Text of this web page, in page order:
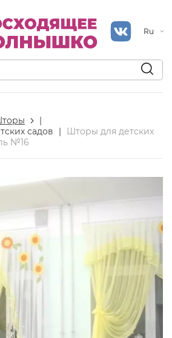
Ru
Шторы
|
садов
|
Шторы для детских
№16